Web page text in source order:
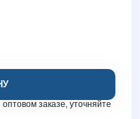
заказе, уточняйте